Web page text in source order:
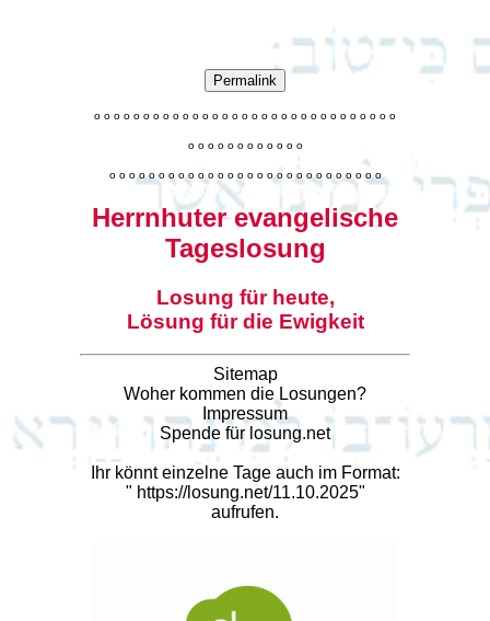
Permalink
o o o o o o o o o o o o o o o o o o o o o o o o o o o o o o o
o o o o o o o o o o o o
o o o o o o o o o o o o o o o o o o o o o o o o o o o o
Herrnhuter evangelische
Tageslosung
Losung für heute,
Lösung für die Ewigkeit
Sitemap
Woher kommen die Losungen?
Impressum
Spende für losung.net
Ihr könnt einzelne Tage auch im Format:
" https://losung.net/11.10.2025"
aufrufen.